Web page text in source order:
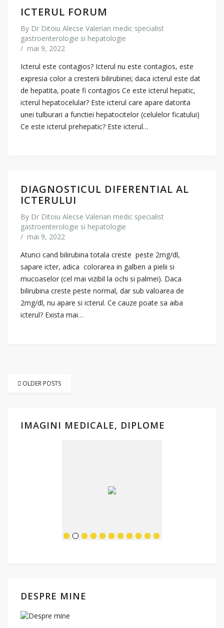
ICTERUL FORUM
By Dr Ditoiu Alecse Valerian medic specialist
gastroenterologie si hepatologie
/ mai 9, 2022
Icterul este contagios? Icterul nu este contagios, este
expresia color a cresterii bilirubinei; daca icterul este dat
de hepatita, poate fi contagios Ce este icterul hepatic,
icterul hepatocelular? Este icterul care apare datorita
unei tulburari a functiei hepatocitelor (celulelor ficatului)
Ce este icterul prehepatic? Este icterul…
DIAGNOSTICUL DIFERENTIAL AL
ICTERULUI
By Dr Ditoiu Alecse Valerian medic specialist
gastroenterologie si hepatologie
/ mai 9, 2022
Atunci cand bilirubina totala creste peste 2mg/dl,
sapare icter, adica colorarea in galben a pielii si
mucoaselor (cel mai vizibil la ochi si palmei). Daca
bilirubina creste peste normal, dar sub valoarea de
2mg/dl, nu apare si icterul. Ce cauze poate sa aiba
icterul? Exista mai…
în OLDER POSTS
IMAGINI MEDICALE, DIPLOME
DESPRE MINE